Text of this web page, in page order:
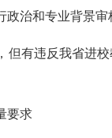
政治和专业背景
违反我省进校
要求